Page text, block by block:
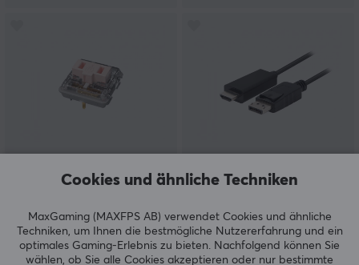
Choc Low Profile - Pink
(4)
DisplayPort auf HDMI
1.8m
(6)
Cookies und ähnliche Techniken
MaxGaming (MAXFPS AB) verwendet Cookies und ähnliche
Techniken, um Ihnen die bestmögliche Nutzererfahrung und ein
optimales Gaming-Erlebnis zu bieten. Nachfolgend können Sie
wählen, ob Sie alle Cookies akzeptieren oder nur bestimmte